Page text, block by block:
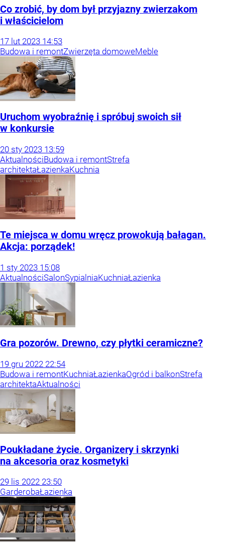
Co zrobić, by dom był przyjazny zwierzakom
i właścicielom
17 lut 2023 14:53
Budowa i remontZwierzęta domoweMeble
Uruchom wyobraźnię i spróbuj swoich sił
w konkursie
20 sty 2023 13:59
AktualnościBudowa i remontStrefa
architektaŁazienkaKuchnia
Te miejsca w domu wręcz prowokują bałagan.
Akcja: porządek!
1 sty 2023 15:08
AktualnościSalonSypialniaKuchniaŁazienka
Gra pozorów. Drewno, czy płytki ceramiczne?
19 gru 2022 22:54
Budowa i remontKuchniaŁazienkaOgród i balkonStrefa
architektaAktualności
Poukładane życie. Organizery i skrzynki
na akcesoria oraz kosmetyki
29 lis 2022 23:50
GarderobaŁazienka